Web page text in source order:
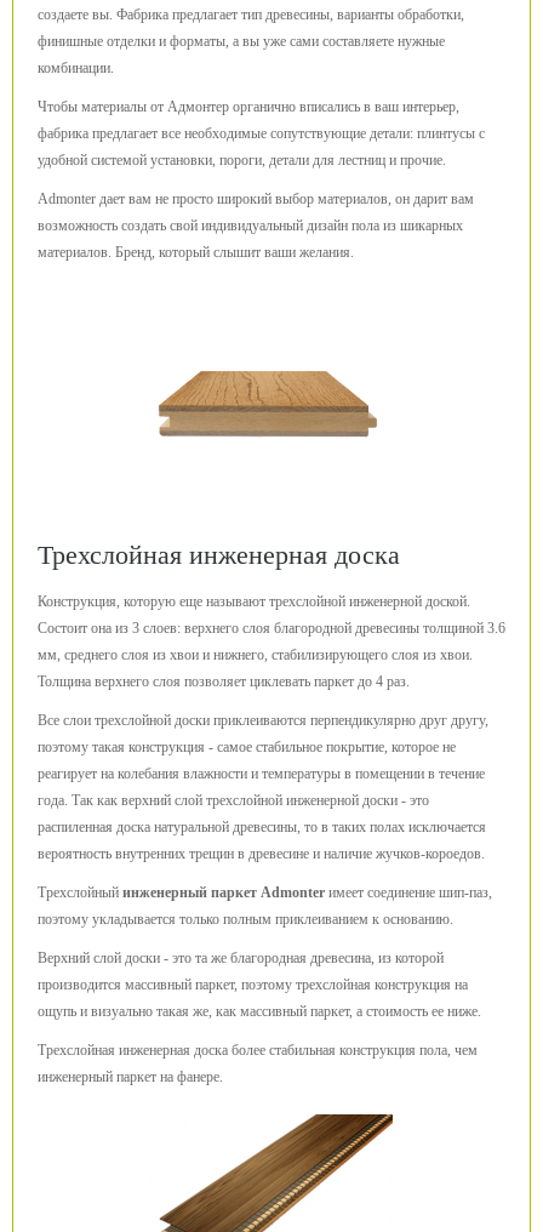
создаете вы. Фабрика предлагает тип древесины, варианты обработки,
финишные отделки и форматы, а вы уже сами составляете нужные
комбинации.
Чтобы материалы от Адмонтер органично вписались в ваш интерьер,
фабрика предлагает все необходимые сопутствующие детали: плинтусы с
удобной системой установки, пороги, детали для лестниц и прочие.
Admonter дает вам не просто широкий выбор материалов, он дарит вам
возможность создать свой индивидуальный дизайн пола из шикарных
материалов. Бренд, который слышит ваши желания.
Трехслойная инженерная доска
Конструкция, которую еще называют трехслойной инженерной доской.
Состоит она из 3 слоев: верхнего слоя благородной древесины толщиной 3.6
мм, среднего слоя из хвои и нижнего, стабилизирующего слоя из хвои.
Толщина верхнего слоя позволяет циклевать паркет до 4 раз.
Все слои трехслойной доски приклеиваются перпендикулярно друг другу,
поэтому такая конструкция - самое стабильное покрытие, которое не
реагирует на колебания влажности и температуры в помещении в течение
года. Так как верхний слой трехслойной инженерной доски - это
распиленная доска натуральной древесины, то в таких полах исключается
вероятность внутренних трещин в древесине и наличие жучков-короедов.
Трехслойный инженерный паркет Admonter имеет соединение шип-паз,
поэтому укладывается только полным приклеиванием к основанию.
Верхний слой доски - это та же благородная древесина, из которой
производится массивный паркет, поэтому трехслойная конструкция на
ощупь и визуально такая же, как массивный паркет, а стоимость ее ниже.
Трехслойная инженерная доска более стабильная конструкция пола, чем
инженерный паркет на фанере.